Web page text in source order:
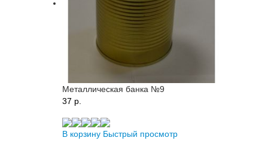
Металлическая банка №9
37 p.
В корзину Быстрый просмотр